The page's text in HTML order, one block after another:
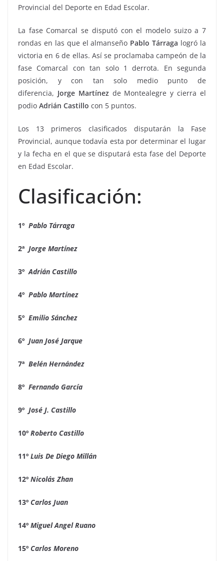
Provincial del Deporte en Edad Escolar.
La fase Comarcal se disputó con el modelo suizo a 7
rondas en las que el almanseño Pablo Tárraga logró la
victoria en 6 de ellas. Así se proclamaba campeón de la
fase Comarcal con tan solo 1 derrota. En segunda
posición, y con tan solo medio punto de
diferencia, Jorge Martínez de Montealegre y cierra el
podio Adrián Castillo con 5 puntos.
Los 13 primeros clasificados disputarán la Fase
Provincial, aunque todavía esta por determinar el lugar
y la fecha en el que se disputará esta fase del Deporte
en Edad Escolar.
Clasificación:
1º Pablo Tárraga
2ª Jorge Martínez
3º Adrián Castillo
4º Pablo Martínez
5º Emilio Sánchez
6º Juan José Jarque
7ª Belén Hernández
8º Fernando García
9º José J. Castillo
10º Roberto Castillo
11º Luis De Diego Millán
12º Nicolás Zhan
13º Carlos Juan
14º Miguel Angel Ruano
15º Carlos Moreno